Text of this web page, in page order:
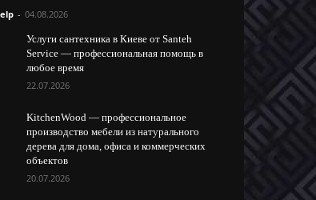
- 04.08.2026
Услуги сантехника в Киеве от Santeh
Service — профессиональная помощь в
любое время
22.07.2026
KitchenWood — профессиональное
производство мебели из натурального
дерева для дома, офиса и коммерческих
объектов
20.07.2026